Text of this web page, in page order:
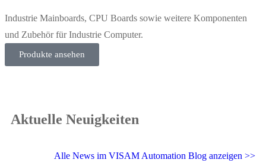
Industrie Mainboards, CPU Boards sowie weitere Komponenten
und Zubehör für Industrie Computer.
Produkte ansehen
Aktuelle Neuigkeiten
Alle News im VISAM Automation Blog anzeigen >>